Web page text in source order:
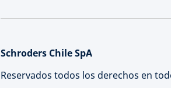
Schroders Chile SpA
Reservados todos los derechos en